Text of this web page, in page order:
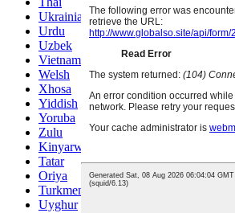
Ukrainian
Urdu
Uzbek
Vietnamese
Welsh
Xhosa
Yiddish
Yoruba
Zulu
Kinyarwanda
Tatar
Oriya
Turkmen
Uyghur